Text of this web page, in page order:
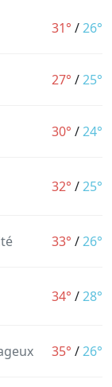
31° /26°
27° /25°
30° /24°
32° /25°
33° /26°
34° /28°
35° /26°